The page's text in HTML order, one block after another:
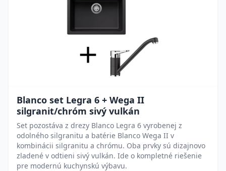
Blanco set Legra 6 + Wega II
silgranit/chróm sivý vulkán
Set pozostáva z drezy Blanco Legra 6 vyrobenej z
odolného silgranitu a batérie Blanco Wega II v
kombinácii silgranitu a chrómu. Oba prvky sú dizajnovo
zladené v odtieni sivý vulkán. Ide o kompletné riešenie
pre modernú kuchynskú výbavu.